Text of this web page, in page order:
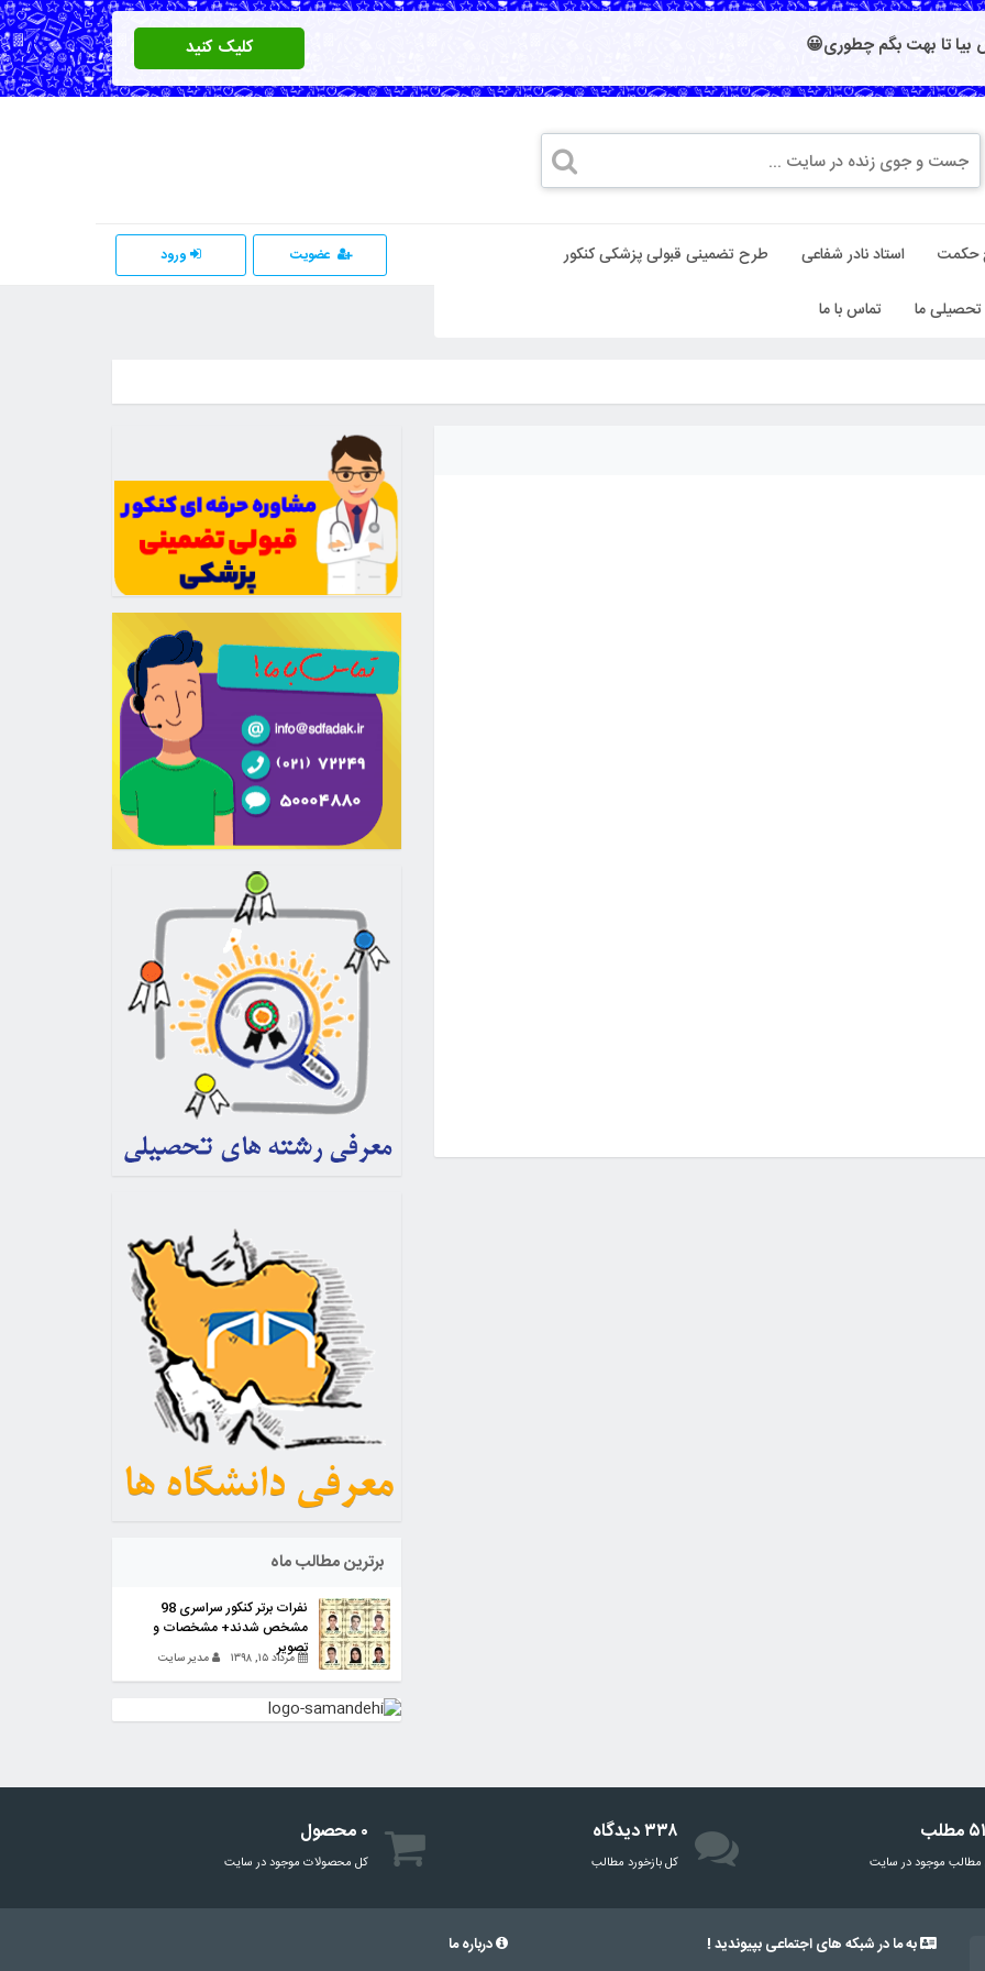
تا بهت بگم چطوری😀 کلیک کنید
حکمت استاد نادر شفاعی طرح تضمینی قبولی پزشکی کنکور
ما تماس با ما
عضویت ورود
برترین مطالب ماه
نفرات برتر کنکور سراسری 98
مشخص شدند+ مشخصات و
تصویر
مرداد ۱۵, ۱۳۹۸ مدیر سایت
موجود در سایت
۳۳۸ دیدگاه
‌کل بازخورد مطالب
۰ محصول
کل محصولات موجود در سایت
به ما در شبکه های اجتماعی بپیوندید ! درباره ما